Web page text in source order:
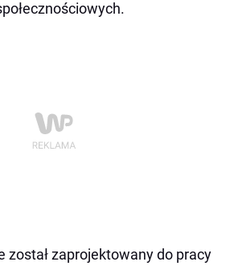
został zaprojektowany do pracy